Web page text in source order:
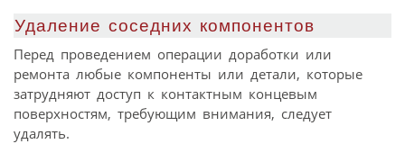
Удаление соседних компонентов
Перед проведением операции доработки или
ремонта любые компоненты или детали, которые
затрудняют доступ к контактным концевым
поверхностям, требующим внимания, следует
удалять.